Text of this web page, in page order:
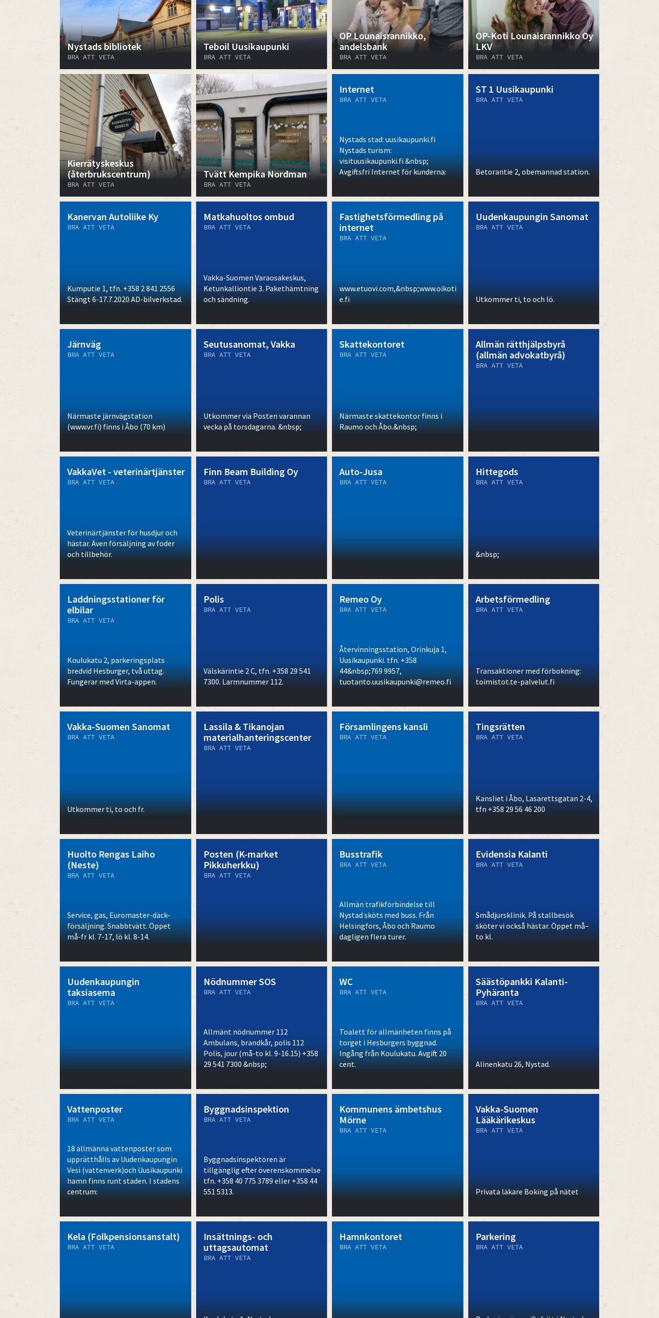
Nystads bibliotek
BRA ATT VETA
Teboil Uusikaupunki
BRA ATT VETA
OP Lounaisrannikko,
andelsbank
BRA ATT VETA
OP-Koti Lounaisrannikko Oy
LKV
BRA ATT VETA
Kierrätyskeskus
(återbrukscentrum)
BRA ATT VETA
Tvätt Kempika Nordman
BRA ATT VETA
Internet
BRA ATT VETA
Nystads stad: uusikaupunki.fi
Nystads turism:
visituusikaupunki.fi &nbsp;
Avgiftsfri Internet för kunderna:
ST 1 Uusikaupunki
BRA ATT VETA
Betorantie 2, obemannad station.
Kanervan Autoliike Ky
BRA ATT VETA
Kumputie 1, tfn. +358 2 841 2556
Stängt 6-17.7.2020 AD-bilverkstad.
Matkahuoltos ombud
BRA ATT VETA
Vakka-Suomen Varaosakeskus,
Ketunkalliontie 3. Pakethämtning
och sändning.
Fastighetsförmedling på
internet
BRA ATT VETA
www.etuovi.com,&nbsp;www.oikoti
e.fi
Uudenkaupungin Sanomat
BRA ATT VETA
Utkommer ti, to och lö.
Järnväg
BRA ATT VETA
Närmaste järnvägstation
(www.vr.fi) finns i Åbo (70 km)
Seutusanomat, Vakka
BRA ATT VETA
Utkommer via Posten varannan
vecka på torsdagarna. &nbsp;
Skattekontoret
BRA ATT VETA
Närmaste skattekontor finns i
Raumo och Åbo.&nbsp;
Allmän rätthjälpsbyrå
(allmän advokatbyrå)
BRA ATT VETA
VakkaVet - veterinärtjänster
BRA ATT VETA
Veterinärtjänster för husdjur och
hästar. Även försäljning av foder
och tillbehör.
Finn Beam Building Oy
BRA ATT VETA
Auto-Jusa
BRA ATT VETA
Hittegods
BRA ATT VETA
&nbsp;
Laddningsstationer för
elbilar
BRA ATT VETA
Koulukatu 2, parkeringsplats
bredvid Hesburger, två uttag.
Fungerar med Virta-appen.
Polis
BRA ATT VETA
Välskärintie 2 C, tfn. +358 29 541
7300. Larmnummer 112.
Remeo Oy
BRA ATT VETA
Återvinningsstation, Orinkuja 1,
Uusikaupunki. tfn. +358
44&nbsp;769 9957,
tuotanto.uusikaupunki@remeo.fi
Arbetsförmedling
BRA ATT VETA
Transaktioner med förbokning:
toimistot.te-palvelut.fi
Vakka-Suomen Sanomat
BRA ATT VETA
Utkommer ti, to och fr.
Lassila & Tikanojan
materialhanteringscenter
BRA ATT VETA
Församlingens kansli
BRA ATT VETA
Tingsrätten
BRA ATT VETA
Kansliet i Åbo, Lasarettsgatan 2-4,
tfn +358 29 56 46 200
Huolto Rengas Laiho
(Neste)
BRA ATT VETA
Service, gas, Euromaster-däck-
försäljning. Snabbtvätt. Öppet
må-fr kl. 7-17, lö kl. 8-14.
Posten (K-market
Pikkuherkku)
BRA ATT VETA
Busstrafik
BRA ATT VETA
Allmän trafikförbindelse till
Nystad sköts med buss. Från
Helsingfors, Åbo och Raumo
dagligen flera turer.
Evidensia Kalanti
BRA ATT VETA
Smådjursklinik. På stallbesök
sköter vi också hästar. Öppet må–
to kl.
Uudenkaupungin
taksiasema
BRA ATT VETA
Nödnummer SOS
BRA ATT VETA
Allmänt nödnummer 112
Ambulans, brandkår, polis 112
Polis, jour (må-to kl. 9-16.15) +358
29 541 7300 &nbsp;
WC
BRA ATT VETA
Toalett för allmänheten finns på
torget i Hesburgers byggnad.
Ingång från Koulukatu. Avgift 20
cent.
Säästöpankki Kalanti-
Pyhäranta
BRA ATT VETA
Alinenkatu 26, Nystad.
Vattenposter
BRA ATT VETA
18 allmänna vattenposter som
upprätthålls av Uudenkaupungin
Vesi (vattenverk)och Uusikaupunki
hamn finns runt staden. I stadens
centrum:
Byggnadsinspektion
BRA ATT VETA
Byggnadsinspektören är
tillgänglig efter överenskommelse
tfn. +358 40 775 3789 eller +358 44
551 5313.
Kommunens ämbetshus
Mörne
BRA ATT VETA
Vakka-Suomen
Lääkärikeskus
BRA ATT VETA
Privata läkare Boking på nätet
Kela (Folkpensionsanstalt)
BRA ATT VETA
Insättnings- och
uttagsautomat
BRA ATT VETA
Hamnkontoret
BRA ATT VETA
Parkering
BRA ATT VETA